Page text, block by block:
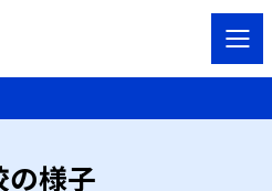
の様子